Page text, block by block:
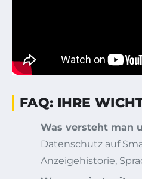
FAQ: IHRE
Was versteht man
Datenschutz auf
Anzeigehistorie,